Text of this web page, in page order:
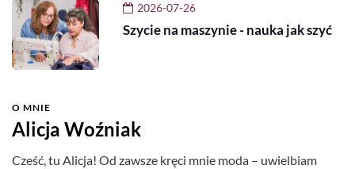
2026-07-26
Szycie na maszynie - nauka jak szyć
O MNIE
Alicja Woźniak
Cześć, tu Alicja! Od zawsze kręci mnie moda – uwielbiam